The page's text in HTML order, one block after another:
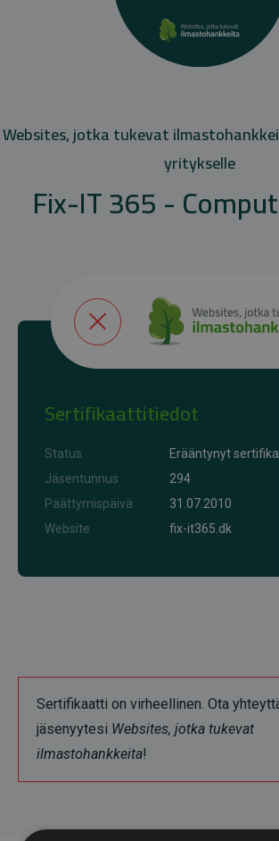
Websites, jotka tukevat
yritykselle
Fix-IT 365 -
Sertifikaattitiedot
Status
Erääntynyt
Jäsentunnus
294
Päättymispäivä
31.07.2010
Website
fix-it365.dk
Sertifikaatti on virheellinen. Ota
jäsenyytesi Websites, jotka tukevat
ilmastohankkeita!